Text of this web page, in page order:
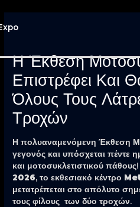
περιεχόμενο
Η Έκθεση
Επιστρέφει Και
Όλους Τους
Τροχών
Η πολυαναμενόμενηΈκθεση
γεγονός και υπόσχεται πέντε
και μοτοσυκλετιστικού
2026, το εκθεσιακό κέντρο
μετατρέπεται στο απόλυτο
τους φίλους των δύο τροχών.